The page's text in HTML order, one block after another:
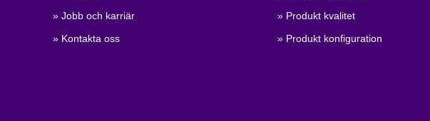
» Jobb och karriär
» Kontakta oss
» Produkt kvalitet
» Produkt konfiguration